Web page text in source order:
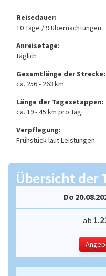
Reisedauer:
10 Tage / 9 Übernachtungen
Anreisetage:
täglich
Gesamtlänge der Strecke:
ca. 256 - 263 km
Länge der Tagesetappen:
ca. 19 - 45 km pro Tag
Verpflegung:
Frühstück laut Leistungen
Übersicht der
Do
ab